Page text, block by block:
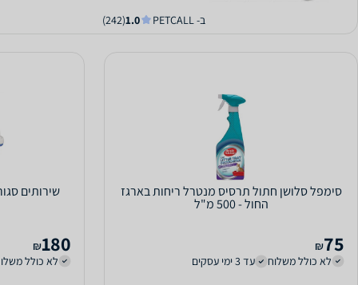
ב- PETCALL 1.0
(242)
סימפל סלושן חתול תרסיס מנטרל ריחות בארגז
החול - 500 מ"ל
75
₪
לא כולל משלוח
עד 3 ימי עסקים
180
₪
לא כולל